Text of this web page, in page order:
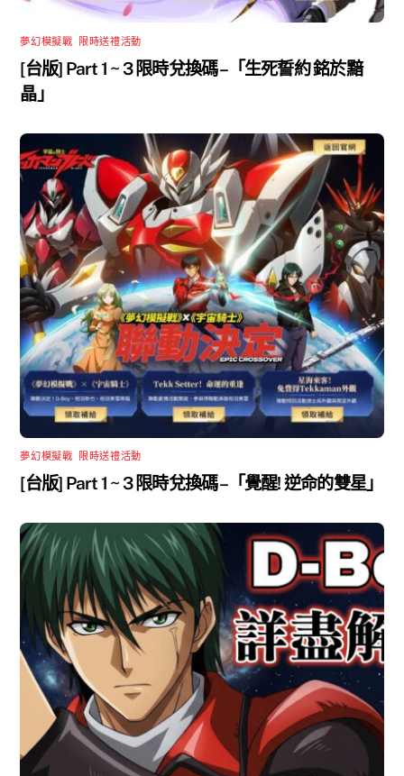
夢幻模擬戰 限時送禮活動
[台版] Part 1 ~ 3 限時兌換碼 –「生死誓約 銘於黯
晶」
夢幻模擬戰 限時送禮活動
[台版] Part 1 ~ 3 限時兌換碼 –「覺醒! 逆命的雙星」